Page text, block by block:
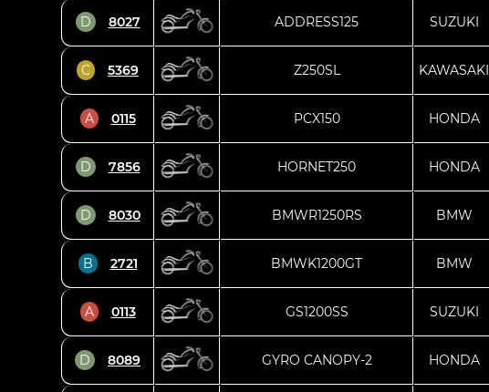
D 8027 ADDRESS125 SUZUKI
C 5369 Z250SL KAWASAKI
A 0115 PCX150 HONDA
D 7856 HORNET250 HONDA
D 8030 BMWR1250RS BMW
B 2721 BMWK1200GT BMW
A 0113 GS1200SS SUZUKI
D 8089 GYRO CANOPY-2 HONDA